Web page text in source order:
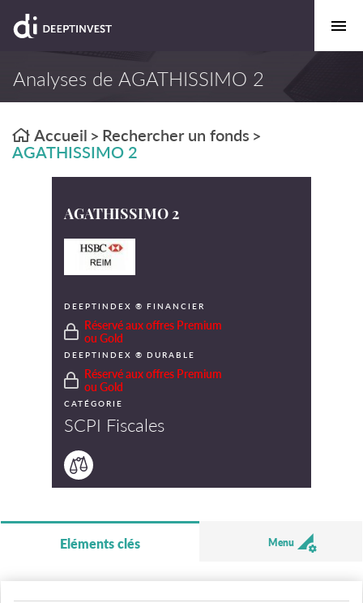
Analyses de AGATHISSIMO 2
Accueil > Rechercher un fonds >
AGATHISSIMO 2
AGATHISSIMO 2
DEEPTINDEX ® FINANCIER
Réservé aux offres Premium
ou Gold
DEEPTINDEX ® DURABLE
Réservé aux offres Premium
ou Gold
CATÉGORIE
SCPI Fiscales
Eléments clés Menu